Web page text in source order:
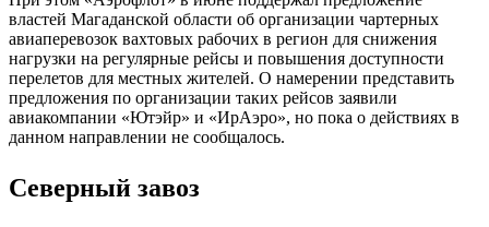
властей Магаданской области об организации чартерных
авиаперевозок вахтовых рабочих в регион для снижения
нагрузки на регулярные рейсы и повышения доступности
перелетов для местных жителей. О намерении представить
предложения по организации таких рейсов заявили
авиакомпании «Ютэйр» и «ИрАэро», но пока о действиях в
данном направлении не сообщалось.
Северный завоз